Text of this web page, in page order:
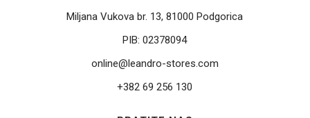
Miljana Vukova br. 13, 81000 Podgorica
PIB:02378094
online@leandro-stores.com
+382 69 256 130